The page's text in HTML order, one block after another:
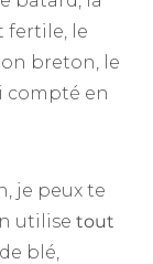
fertile, le
breton, le
compté en
je peux te
utilise tout
blé,